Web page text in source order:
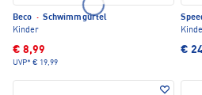
Beco · Schwimmgürtel
Kinder
€ 8,99
UVP* € 19,99
€